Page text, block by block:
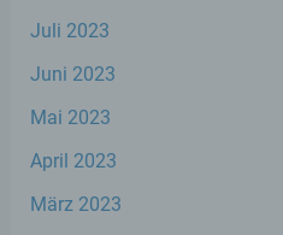
Juli 2023
Juni 2023
Mai 2023
April 2023
März 2023
oder Ortswechsel